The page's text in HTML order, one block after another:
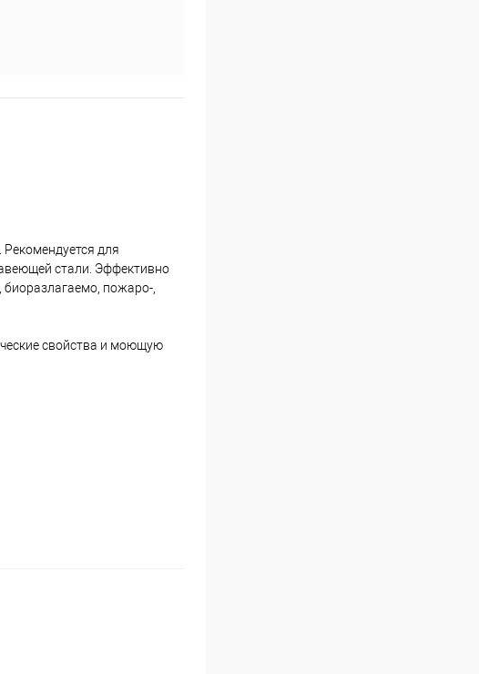
для
стали. Эффективно
пожаро-,
свойства и моющую